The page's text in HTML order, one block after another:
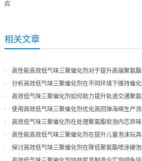
应
相关文章
高性能高效低气味三聚催化剂对于提升高端聚氨
分析高效低气味三聚催化剂在不同环境下维持催
现
高效低气味三聚催化剂如何助力提升轨道交通聚
量
使用高效低气味三聚催化剂优化高回弹海绵生产
高效低气味三聚催化剂在处理聚氨酯软泡内芯异
导
高性能高效低气味三聚催化剂在提升儿童泡沫玩
探讨高效低气味三聚催化剂在降低聚氨酯喷涂硬
果